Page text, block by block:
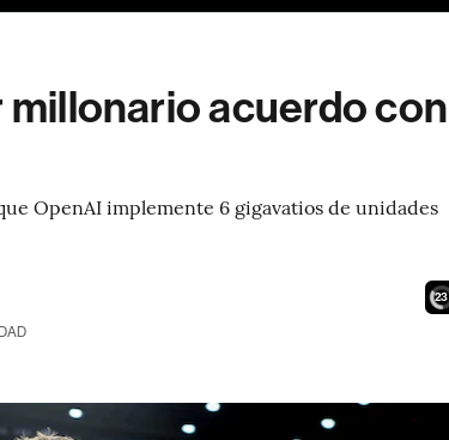
millonario acuerdo con
OpenAI implemente 6 gigavatios de unidades
21